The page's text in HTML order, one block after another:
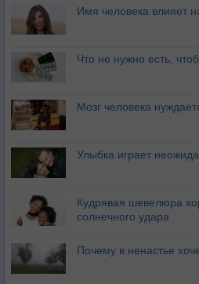
Имя человека влияет
Что не нужно есть,
Мозг человека
Улыбка играет
Кудрявая шевелюра
солнечного удара
Почему в ненастье